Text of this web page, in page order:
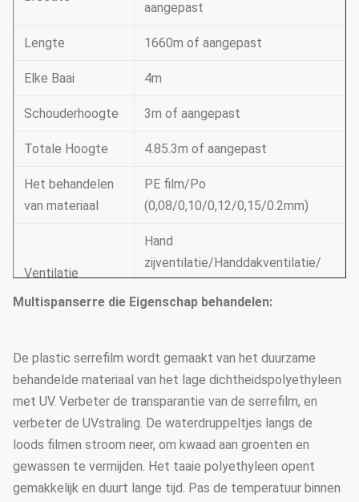
aangepast
Lengte 1660m of aangepast
Elke Baai 4m
Schouderhoogte 3m of aangepast
Totale Hoogte 4.85.3m of aangepast
Het behandelen
van materiaal
PE film/Po
(0,08/0,10/0,12/0,15/0.2mm)
Ventilatie
Hand
zijventilatie/Handdakventilatie/
zijventilatie/dakventilatie
systeem
(kies volgens uw
behoeften)
& buitenkant of binnenkant
het in de schaduw stellen van
systeem
De boogafstand 1.33m / 1.2/1,0/2,0 of aangepast
Boogdiameter
25mm, 32mm, 48mm of
aangepast
Multispanserre die Eigenschap behandelen:
De plastic serrefilm wordt gemaakt van het duurzame
behandelde materiaal van het lage dichtheidspolyethyleen
met UV. Verbeter de transparantie van de serrefilm, en
verbeter de UVstraling. De waterdruppeltjes langs de
loods filmen stroom neer, om kwaad aan groenten en
gewassen te vermijden. Het taaie polyethyleen opent
gemakkelijk en duurt lange tijd. Pas de temperatuur binnen